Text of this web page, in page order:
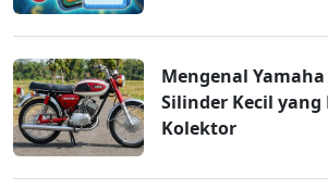
Mengenal
Silinder Kecil
Kolektor